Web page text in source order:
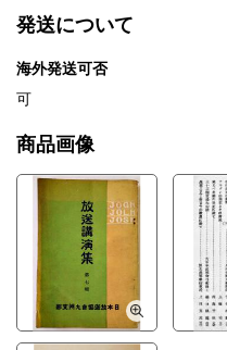
発送について
海外発送可否
可
商品画像